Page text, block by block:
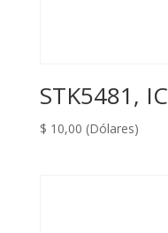
STK5481, IC
$ 10,00 (Dólares)